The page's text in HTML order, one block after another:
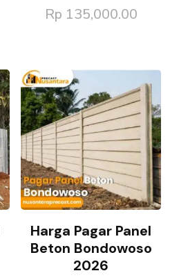
Rp 135,000.00
Harga Pagar Panel
Beton Bondowoso
2026